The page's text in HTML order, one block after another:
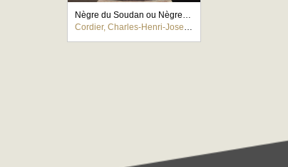
Nègre du Soudan ou Nègre en costume algérien
Cordier, Charles-Henri-Joseph